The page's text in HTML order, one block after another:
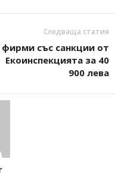
Следваща статия
фирми със санкции от
Екоинспекцията за 40
900 лева